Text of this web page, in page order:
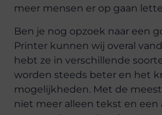
meer mensen er op gaan
Ben je nog opzoek naar een
Printer kunnen wij overal
hebt ze in verschillende
worden steeds beter en het
mogelijkheden. Met de
niet meer alleen tekst en